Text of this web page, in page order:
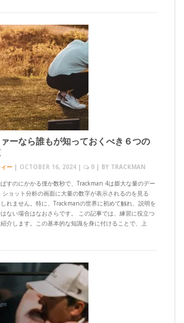
ーなら誰もが知っておくべき６つの
ー | OCTOBER 16, 2024 | 0 | BY TRACKMAN
すのにかかる僅か数秒で、Trackman 4は膨大な量のデー
ョット分析の画面に大量の数字が表示されるのを見る
れません。特に、Trackmanの世界に初めて触れ、説明を
ない場合はなおさらです。 この記事では、練習に役立つ
介します。この基本的な知識を身に付けることで、上